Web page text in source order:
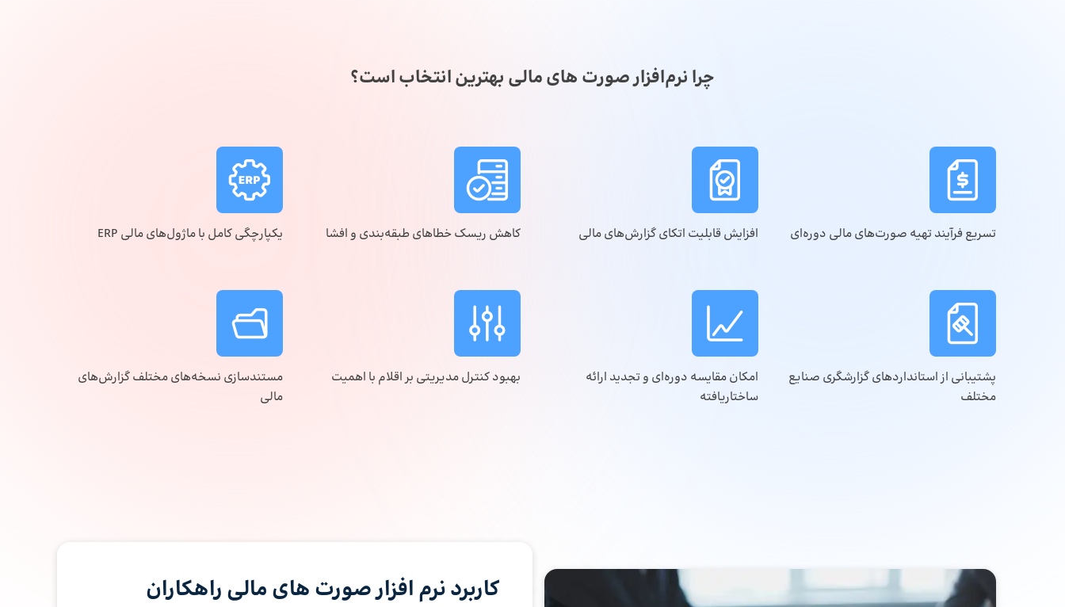
چرا نرم‌افزار صورت های مالی بهترین انتخاب است؟
تسریع فرآیند تهیه صورت‌های مالی دوره‌ای افزایش قابلیت اتکای گزارش‌های مالی کاهش ریسک خطاهای طبقه‌بندی و افشا یکپارچگی کامل با ماژول‌های مالی ERP
پشتیبانی از استانداردهای گزارشگری صنایع
مختلف
امکان مقایسه دوره‌ای و تجدید ارائه
ساختاریافته
بهبود کنترل مدیریتی بر اقلام با اهمیت
مستندسازی نسخه‌های مختلف گزارش‌های
مالی
کاربرد نرم افزار صورت های مالی راهکاران